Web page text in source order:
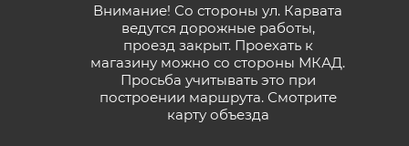
Внимание! Со стороны ул. Карвата
ведутся дорожные работы,
проезд закрыт. Проехать к
магазину можно со стороны МКАД.
Просьба учитывать это при
построении маршрута. Смотрите
карту объезда